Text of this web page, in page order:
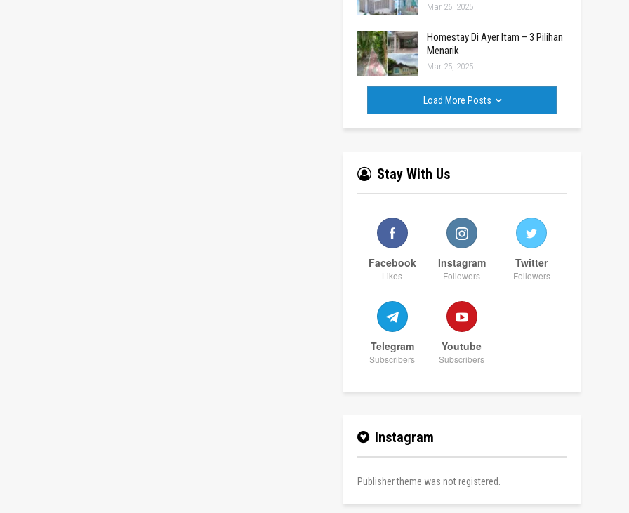
Mar 26, 2025
Homestay Di Ayer Itam – 3 Pilihan
Menarik
Mar 25, 2025
Load More Posts
Stay With Us
Facebook
Likes
Instagram
Followers
Twitter
Followers
Telegram
Subscribers
Youtube
Subscribers
Instagram
Publisher theme was not registered.